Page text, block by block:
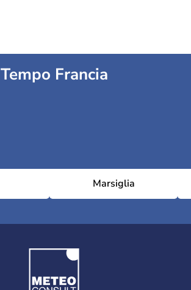
Tempo Francia
Marsiglia